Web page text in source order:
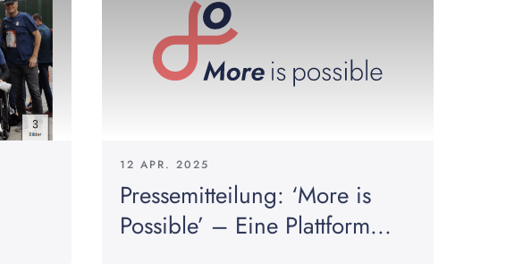
12 APR. 2025
Pressemitteilung: ‘More is
Possible’ – Eine Plattform...